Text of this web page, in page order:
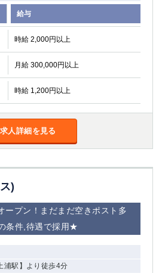
給与
時給 2,000円以上
月給 300,000円以上
時給 1,200円以上
求人詳細を見る
)
ープン！まだまだ空きポスト多
条件,待遇で採用★
浦駅】より徒歩4分
吉祥寺（北口／東口）
錦糸町南口
金町（北口）
地！①JR埼京線「赤羽駅」から徒歩2分 ②東
①歌舞伎町 ②新宿 ③新宿三丁目 ④西
清瀬（南口）
板橋 ③大山 ②池袋
池袋東口
大井町
浅草
小岩
西麻布